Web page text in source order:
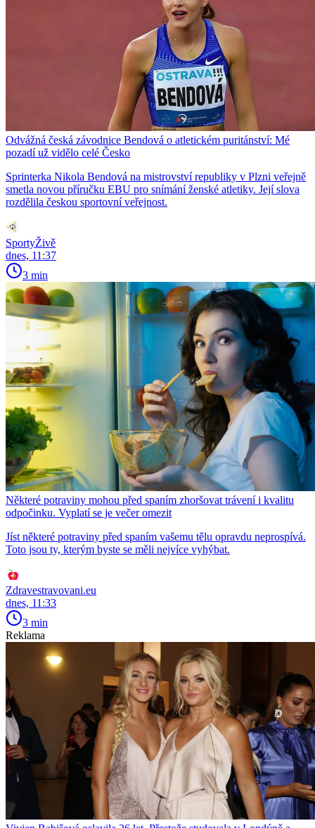
Odvážná česká závodnice Bendová o atletickém puritánství: Mé
pozadí už vidělo celé Česko
Sprinterka Nikola Bendová na mistrovství republiky v Plzni veřejně
smetla novou příručku EBU pro snímání ženské atletiky. Její slova
rozdělila českou sportovní veřejnost.
SportyŽivě
dnes, 11:37
3 min
Některé potraviny mohou před spaním zhoršovat trávení i kvalitu
odpočinku. Vyplatí se je večer omezit
Jíst některé potraviny před spaním vašemu tělu opravdu neprospívá.
Toto jsou ty, kterým byste se měli nejvíce vyhýbat.
Zdravestravovani.eu
dnes, 11:33
3 min
Reklama